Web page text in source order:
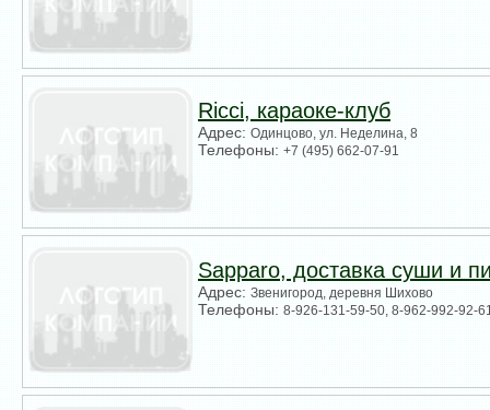
Ricci, караоке-клуб
Адрес:Одинцово, ул. Неделина, 8
Телефоны:+7 (495) 662-07-91
Sapparo, доставка суши и
Адрес:Звенигород, деревня Шихово
Телефоны:8-926-131-59-50, 8-962-992-92-